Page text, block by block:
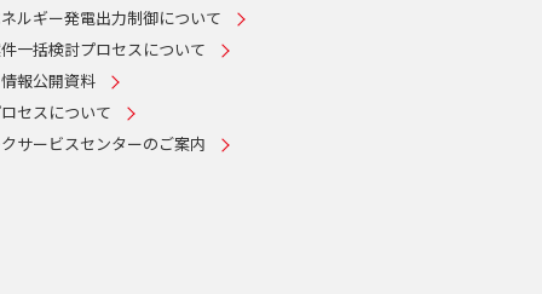
ルギー発電出力制御について
一括検討プロセスについて
報公開資料
セスについて
サービスセンターのご案内